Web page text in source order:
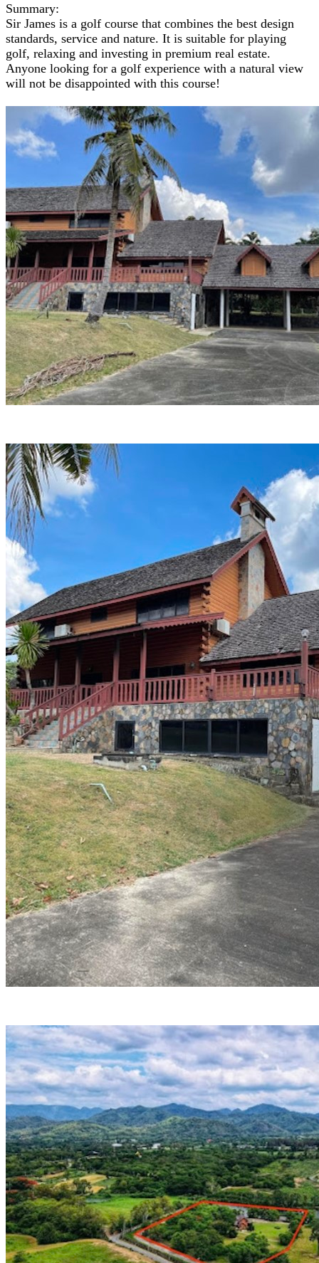
Summary:
Sir James is a golf course that combines the best design
standards, service and nature. It is suitable for playing
golf, relaxing and investing in premium real estate.
Anyone looking for a golf experience with a natural view
will not be disappointed with this course!